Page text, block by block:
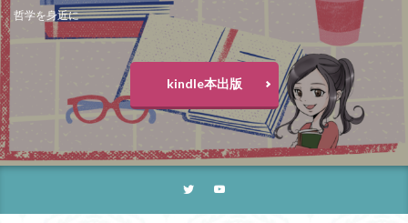
哲学を身近に
kindle本出版